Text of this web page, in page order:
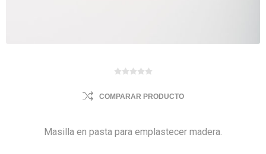
COMPARAR PRODUCTO
Masilla en pasta para emplastecer madera.